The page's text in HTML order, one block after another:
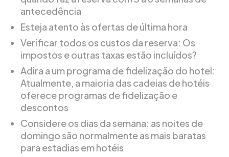
antecedência
Esteja atento às ofertas de última hora
Verificar todos os custos da reserva: Os
impostos e outras taxas estão incluídos?
Adira a um programa de fidelização do hotel:
Atualmente, a maioria das cadeias de hotéis
oferece programas de fidelização e
descontos
Considere os dias da semana: as noites de
domingo são normalmente as mais baratas
para estadias em hotéis